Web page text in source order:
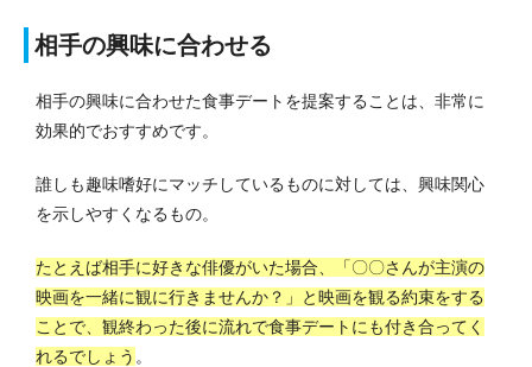
相手の興味に合わせる
相手の興味に合わせた食事デートを提案することは、非常に
効果的でおすすめです。
誰しも趣味嗜好にマッチしているものに対しては、興味関心
を示しやすくなるもの。
たとえば相手に好きな俳優がいた場合、「〇〇さんが主演の
映画を一緒に観に行きませんか？」と映画を観る約束をする
ことで、観終わった後に流れで食事デートにも付き合ってく
れるでしょう 。